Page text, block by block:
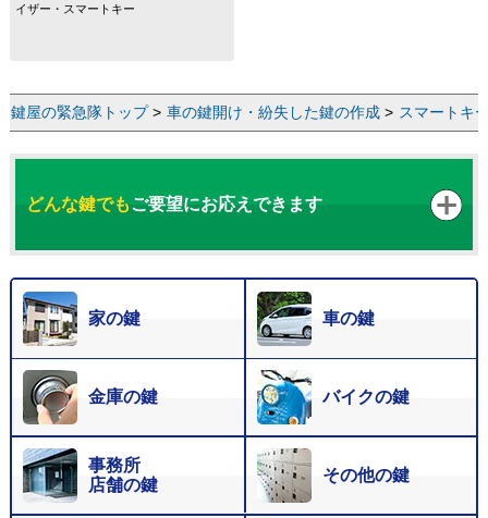
イザー・スマートキー
鍵屋の緊急隊トップ> 車の鍵開け・紛失した鍵の作成 > スマートキ
どんな鍵でもご要望にお応えできます
家の鍵 車の鍵
金庫の鍵 バイクの鍵
事務所
店舗の鍵
その他の鍵